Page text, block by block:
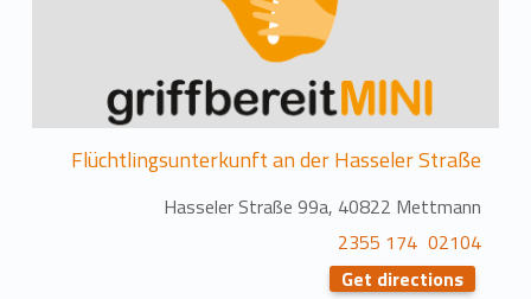
Flüchtlingsunterkunft an der Hasseler Straße
Hasseler Straße 99a, 40822 Mettmann
02104 174 2355
Get directions